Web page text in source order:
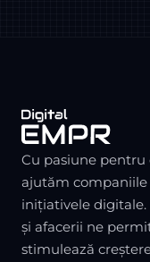
Cu pasiune pentru
ajutăm companiile
inițiativele
și afacerii ne
stimulează